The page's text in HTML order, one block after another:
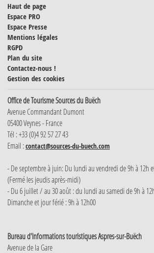
Haut de page
Espace PRO
Espace Presse
Mentions légales
RGPD
Plan du site
Contactez-nous !
Gestion des cookies
Office de Tourisme Sources du Buëch
Avenue Commandant Dumont
05400 Veynes - France
Tél : +33 (0)4 92 57 27 43
Email :contact@sources-du-buech.com
- De septembre à juin: Du lundi au vendredi de 9h à 12h
(Fermé les jeudis après-midi)
- Du 6 juillet / au 30 août : du lundi au samedi de 9h à
Dimanche et jour férié : 9h à 12h00
Bureau d'Informations touristiques Aspres-sur-Buëch
Avenue de la Gare